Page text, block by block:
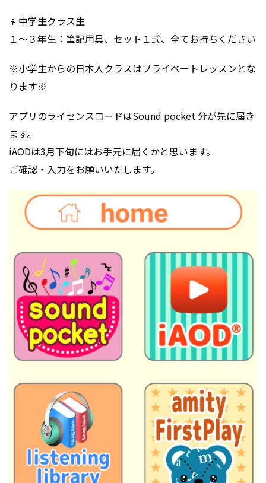
👧中学生クラス生
１～３年生：筆記用具、セット１式、全てお持ちください
※小学生からの日本人クラスはプライベートレッスンとな
ります※
アプリのライセンスコードはSound pocket 分が先に届き
ます。
iAODは3月下旬にはお手元に届くかと思います。
ご確認・入力をお願いいたします。